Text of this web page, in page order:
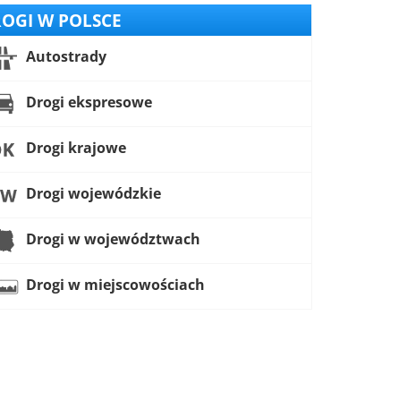
W POLSCE
Autostrady
Drogi ekspresowe
Drogi krajowe
Drogi wojewódzkie
Drogi w województwach
Drogi w miejscowościach